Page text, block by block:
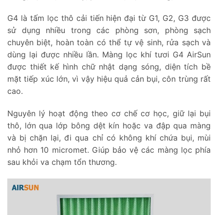
G4 là tấm lọc thô cải tiến hiện đại từ G1, G2, G3 được
sử dụng nhiều trong các phòng sơn, phòng sạch
chuyên biệt, hoàn toàn có thể tự vệ sinh, rửa sạch và
dùng lại được nhiều lần. Màng lọc khí tươi G4 AirSun
được thiết kế hình chữ nhật dạng sóng, diện tích bề
mặt tiếp xúc lớn, vì vậy hiệu quả cản bụi, côn trùng rất
cao.
Nguyên lý hoạt động theo cơ chế cơ học, giữ lại bụi
thô, lớn qua lớp bông dệt kín hoặc va đập qua màng
và bị chặn lại, đi qua chỉ có không khí chứa bụi, mùi
nhỏ hơn 10 micromet. Giúp bảo vệ các màng lọc phía
sau khỏi va chạm tổn thương.